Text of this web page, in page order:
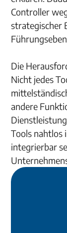
Controller
strategischer
Die
Nicht jedes
andere
Tools nahtlos
integrierbar